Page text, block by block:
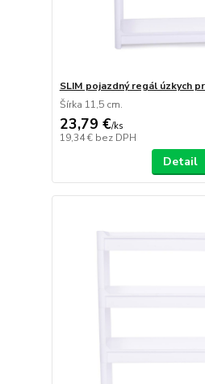
SLIM pojazdný regál úzkych
Šírka 11,5 cm.
23,79 €/ks
19,34 € bez DPH
Detail